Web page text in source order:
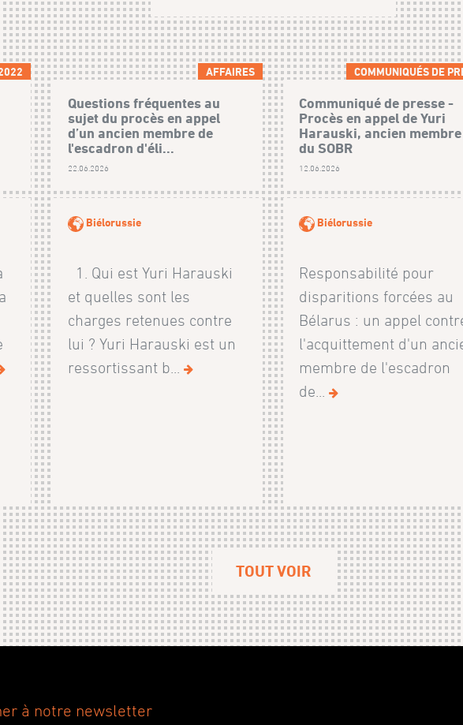
AFFAIRES
Questions fréquentes au
sujet du procès en appel
d’un ancien membre de
l'escadron d'éli...
22.06.2026
Biélorussie
1. Qui est Yuri Harauski
et quelles sont les
charges retenues contre
lui ? Yuri Harauski est un
ressortissant b...
COMMUNIQUÉS DE
Communiqué de presse -
Procès en appel de Yuri
Harauski, ancien membre
du SOBR
12.06.2026
Biélorussie
Responsabilité pour
disparitions forcées au
Bélarus : un appel
l'acquittement d'un
membre de l'escadron
de...
TOUT VOIR
à notre newsletter